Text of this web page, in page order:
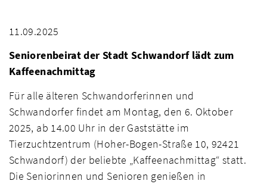
11.09.2025
Seniorenbeirat der Stadt Schwandorf lädt zum
Kaffeenachmittag
Für alle älteren Schwandorferinnen und
Schwandorfer findet am Montag, den 6. Oktober
2025, ab 14.00 Uhr in der Gaststätte im
Tierzuchtzentrum (Hoher-Bogen-Straße 10, 92421
Schwandorf) der beliebte „Kaffeenachmittag“ statt.
Die Seniorinnen und Senioren genießen in